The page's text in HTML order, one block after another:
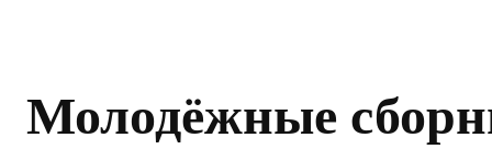
Молодёжные